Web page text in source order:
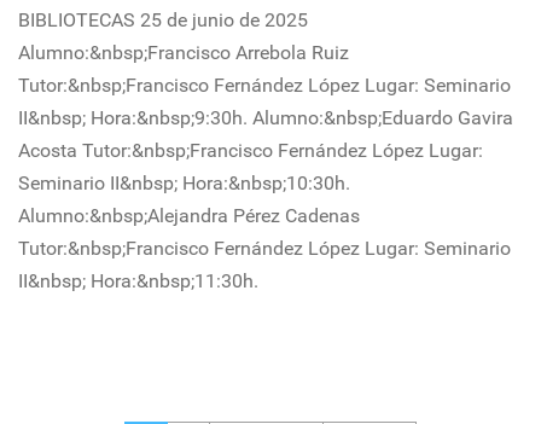
BIBLIOTECAS 25 de junio de 2025
Alumno:&nbsp;Francisco Arrebola Ruiz
Tutor:&nbsp;Francisco Fernández López Lugar: Seminario
II&nbsp; Hora:&nbsp;9:30h. Alumno:&nbsp;Eduardo Gavira
Acosta Tutor:&nbsp;Francisco Fernández López Lugar:
Seminario II&nbsp; Hora:&nbsp;10:30h.
Alumno:&nbsp;Alejandra Pérez Cadenas
Tutor:&nbsp;Francisco Fernández López Lugar: Seminario
II&nbsp; Hora:&nbsp;11:30h.